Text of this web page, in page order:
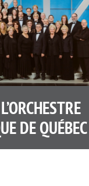
DE QUÉBEC